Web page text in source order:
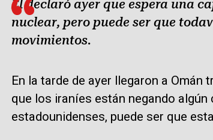
Él declaró ayer que espera una
nuclear, pero puede ser que
movimientos.
En la tarde de ayer llegaron a
que los iraníes están negando
estadounidenses, puede ser que